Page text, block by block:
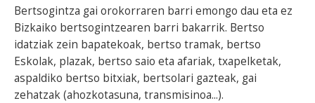
Bertsogintza gai orokorraren barri emongo dau eta ez
Bizkaiko bertsogintzearen barri bakarrik. Bertso
idatziak zein bapatekoak, bertso tramak, bertso
Eskolak, plazak, bertso saio eta afariak, txapelketak,
aspaldiko bertso bitxiak, bertsolari gazteak, gai
zehatzak (ahozkotasuna, transmisinoa...).